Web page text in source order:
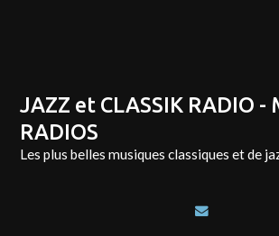
JAZZ et CLASSIK RADIO -
RADIOS
Les plus belles musiques classiques et de